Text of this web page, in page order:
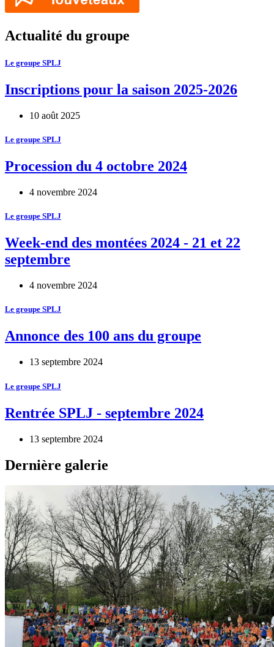
Actualité du groupe
Le groupe SPLJ
Inscriptions pour la saison 2025-2026
10 août 2025
Le groupe SPLJ
Procession du 4 octobre 2024
4 novembre 2024
Le groupe SPLJ
Week-end des montées 2024 - 21 et 22
septembre
4 novembre 2024
Le groupe SPLJ
Annonce des 100 ans du groupe
13 septembre 2024
Le groupe SPLJ
Rentrée SPLJ - septembre 2024
13 septembre 2024
Dernière galerie